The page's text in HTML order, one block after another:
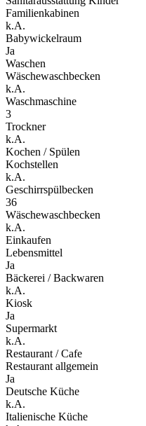
Familienkabinen
k.A.
Babywickelraum
Ja
Waschen
Wäschewaschbecken
k.A.
Waschmaschine
3
Trockner
k.A.
Kochen / Spülen
Kochstellen
k.A.
Geschirrspülbecken
36
Wäschewaschbecken
k.A.
Einkaufen
Lebensmittel
Ja
Bäckerei / Backwaren
k.A.
Kiosk
Ja
Supermarkt
k.A.
Restaurant / Cafe
Restaurant allgemein
Ja
Deutsche Küche
k.A.
Italienische Küche